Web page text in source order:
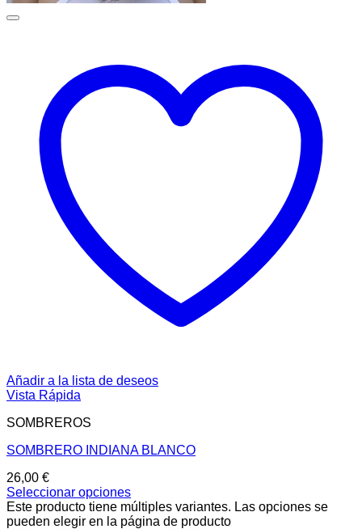
Añadir a la lista de deseos
Vista Rápida
SOMBREROS
SOMBRERO INDIANA BLANCO
26,00 €
Seleccionar opciones
Este producto tiene múltiples variantes. Las opciones se
pueden elegir en la página de producto